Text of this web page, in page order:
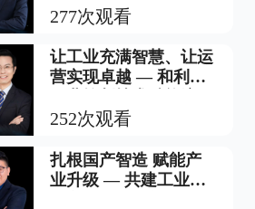
能化升级
277次观看
让工业充满智慧、让运
营实现卓越 — 和利时
工业智能化升级
252次观看
扎根国产智造 赋能产
业升级 — 共建工业控